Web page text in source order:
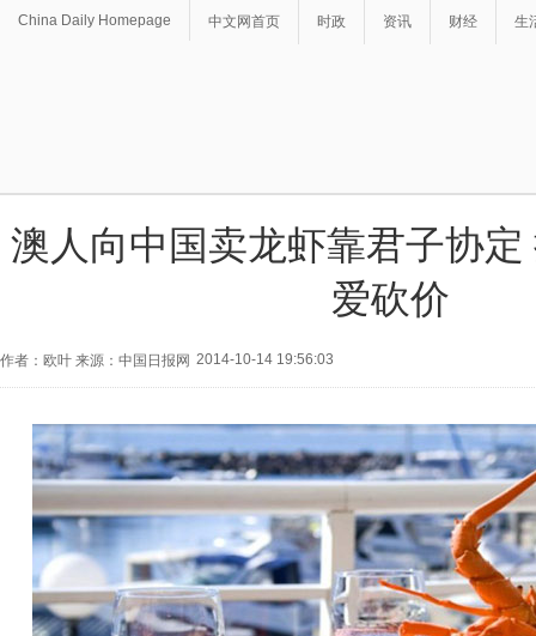
China Daily Homepage 中文网首页 时政 资讯 财经 生
澳人向中国卖龙虾靠君子协
爱砍价
作者：欧叶 来源：中国日报网 2014-10-14 19:56:03